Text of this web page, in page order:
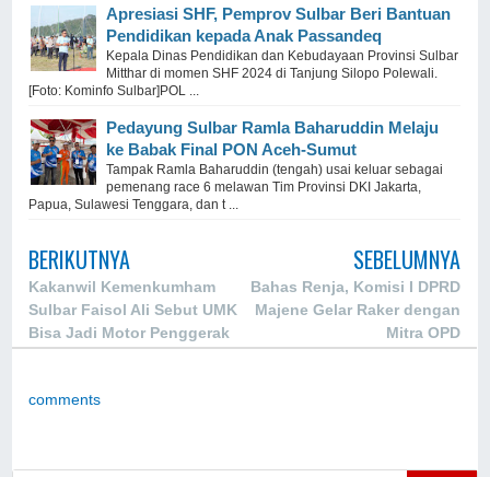
Apresiasi SHF, Pemprov Sulbar Beri Bantuan
Pendidikan kepada Anak Passandeq
Kepala Dinas Pendidikan dan Kebudayaan Provinsi Sulbar
Mitthar di momen SHF 2024 di Tanjung Silopo Polewali.
[Foto: Kominfo Sulbar]POL ...
Pedayung Sulbar Ramla Baharuddin Melaju
ke Babak Final PON Aceh-Sumut
Tampak Ramla Baharuddin (tengah) usai keluar sebagai
pemenang race 6 melawan Tim Provinsi DKI Jakarta,
Papua, Sulawesi Tenggara, dan t ...
BERIKUTNYA
Kakanwil Kemenkumham
Sulbar Faisol Ali Sebut UMK
Bisa Jadi Motor Penggerak
SEBELUMNYA
Bahas Renja, Komisi I DPRD
Majene Gelar Raker dengan
Mitra OPD
comments